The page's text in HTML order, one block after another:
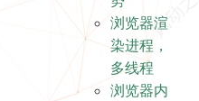
浏览器渲
染进程，
多线程
浏览器内